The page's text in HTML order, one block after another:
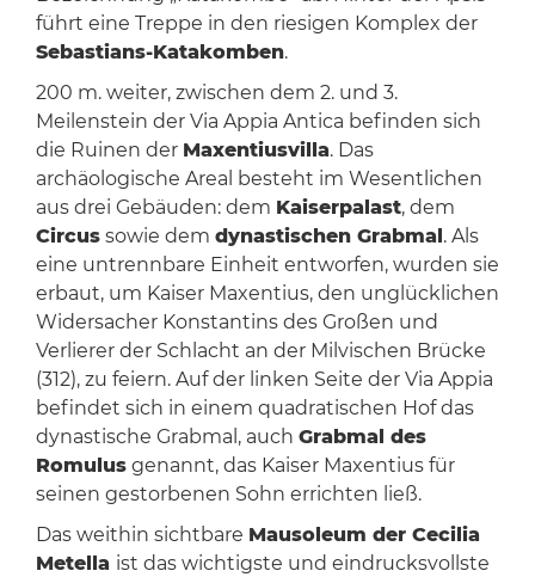
führt eine Treppe in den riesigen Komplex der
Sebastians-Katakomben.
200 m. weiter, zwischen dem 2. und 3.
Meilenstein der Via Appia Antica befinden sich
die Ruinen der Maxentiusvilla. Das
archäologische Areal besteht im Wesentlichen
aus drei Gebäuden: dem Kaiserpalast, dem
Circussowie dem dynastischen Grabmal. Als
eine untrennbare Einheit entworfen, wurden sie
erbaut, um Kaiser Maxentius, den unglücklichen
Widersacher Konstantins des Großen und
Verlierer der Schlacht an der Milvischen Brücke
(312), zu feiern. Auf der linken Seite der Via Appia
befindet sich in einem quadratischen Hof das
dynastische Grabmal, auch Grabmal des
Romulusgenannt, das Kaiser Maxentius für
seinen gestorbenen Sohn errichten ließ.
Das weithin sichtbare Mausoleum der Cecilia
Metella ist das wichtigste und eindrucksvollste